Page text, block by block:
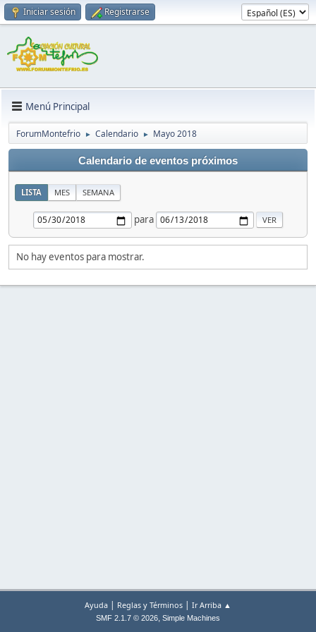
Iniciar sesión Registrarse
Menú Principal
ForumMontefrio ► Calendario ► Mayo 2018
Calendario de eventos próximos
LISTA MES SEMANA
para
No hay eventos para mostrar.
Ayuda | Reglas y Términos | Ir Arriba ▲
SMF 2.1.7 © 2026, Simple Machines